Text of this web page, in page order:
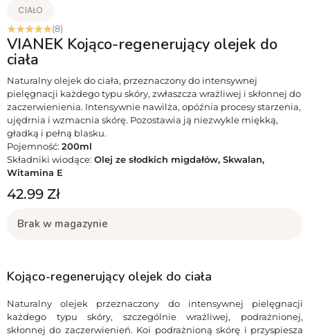
CIAŁO
☆☆☆☆☆(8)
VIANEK Kojąco-regenerujący olejek do
ciała
Naturalny olejek do ciała, przeznaczony do intensywnej
pielęgnacji każdego typu skóry, zwłaszcza wrażliwej i skłonnej do
zaczerwienienia. Intensywnie nawilża, opóźnia procesy starzenia,
ujędrnia i wzmacnia skórę. Pozostawia ją niezwykle miękką,
gładką i pełną blasku.
Pojemność: 200ml
Składniki wiodące: Olej ze słodkich migdałów, Skwalan,
Witamina E
42.99 Zł
Brak w magazynie
Kojąco-regenerujący olejek do ciała
Naturalny olejek przeznaczony do intensywnej pielęgnacji
każdego typu skóry, szczególnie wrażliwej, podrażnionej,
skłonnej do zaczerwienień. Koi podrażnioną skórę i przyspiesza